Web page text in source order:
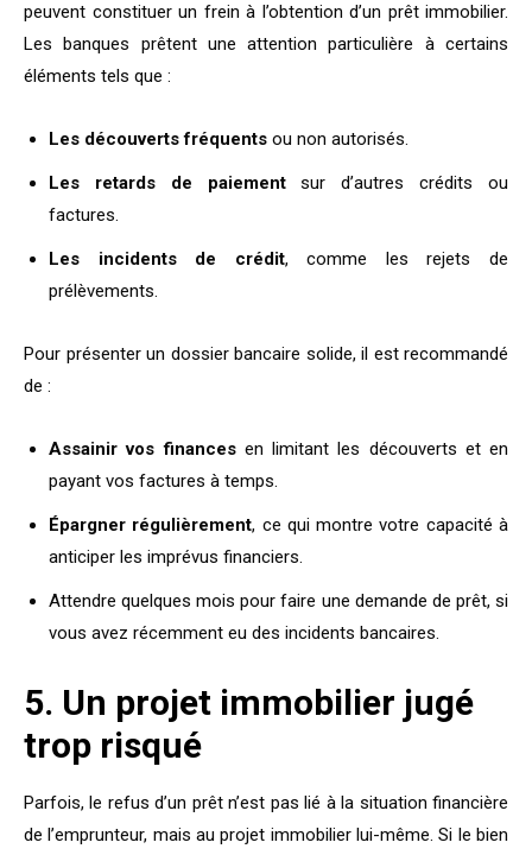
peuvent constituer un frein à l’obtention d’un prêt immobilier.
Les banques prêtent une attention particulière à certains
éléments tels que :
Les découverts fréquents ou non autorisés.
Les retards de paiementsur d’autres crédits ou
factures.
Les incidents de crédit, comme les rejets de
prélèvements.
Pour présenter un dossier bancaire solide, il est recommandé
de :
Assainir vos financesen limitant les découverts et en
payant vos factures à temps.
Épargner régulièrement, ce qui montre votre capacité à
anticiper les imprévus financiers.
Attendre quelques mois pour faire une demande de prêt, si
vous avez récemment eu des incidents bancaires.
5. Un projet immobilier jugé
trop risqué
Parfois, le refus d’un prêt n’est pas lié à la situation financière
de l’emprunteur, mais au projet immobilier lui-même. Si le bien